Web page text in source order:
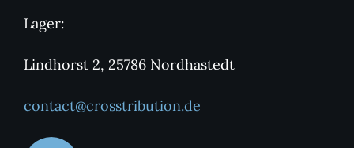
Lager:
Lindhorst 2, 25786 Nordhastedt
contact@crosstribution.de